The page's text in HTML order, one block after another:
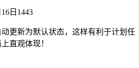
日 1443
更新为默认状态，这样有利于计划任
直观体现！